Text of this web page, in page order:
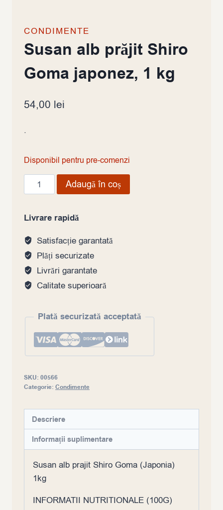
CONDIMENTE
Susan alb prăjit Shiro
Goma japonez, 1 kg
54,00 lei
.
Disponibil pentru pre-comenzi
Cantitate
Susan
prăjit
Shiro
Goma
japonez,
1
kg
Adaugă în coș
Livrare rapidă
Satisfacție garantată
Plăți securizate
Livrări garantate
Calitate superioară
Plată securizată acceptată
SKU: 00566
Categorie: Condimente
Descriere
Informații suplimentare
Susan alb prajit Shiro Goma (Japonia)
1kg
INFORMATII NUTRITIONALE (100G)